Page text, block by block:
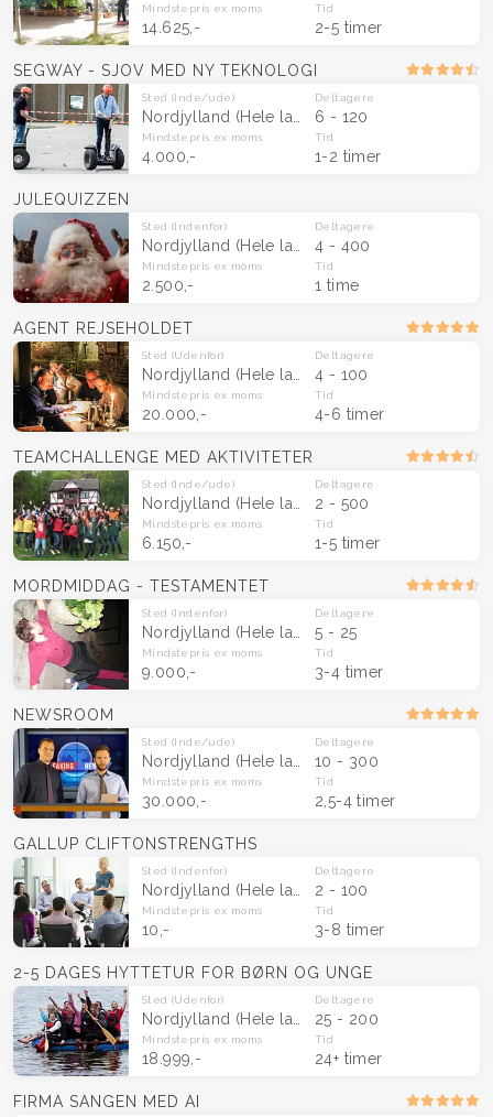
Mindstepris ex moms
14.625,-
Tid
2-5 timer
SEGWAY - SJOV MED NY TEKNOLOGI
Sted (Inde/ude)
Nordjylland (Hele landet)
Deltagere
6 - 120
Mindstepris ex moms
4.000,-
Tid
1-2 timer
JULEQUIZZEN
Sted (Indenfor)
Nordjylland (Hele landet)
Deltagere
4 - 400
Mindstepris ex moms
2.500,-
Tid
1 time
AGENT REJSEHOLDET
Sted (Udenfor)
Nordjylland (Hele landet)
Deltagere
4 - 100
Mindstepris ex moms
20.000,-
Tid
4-6 timer
TEAMCHALLENGE MED AKTIVITETER
Sted (Inde/ude)
Nordjylland (Hele landet)
Deltagere
2 - 500
Mindstepris ex moms
6.150,-
Tid
1-5 timer
MORDMIDDAG - TESTAMENTET
Sted (Indenfor)
Nordjylland (Hele landet)
Deltagere
5 - 25
Mindstepris ex moms
9.000,-
Tid
3-4 timer
NEWSROOM
Sted (Inde/ude)
Nordjylland (Hele landet)
Deltagere
10 - 300
Mindstepris ex moms
30.000,-
Tid
2,5-4 timer
GALLUP CLIFTONSTRENGTHS
Sted (Indenfor)
Nordjylland (Hele landet)
Deltagere
2 - 100
Mindstepris ex moms
10,-
Tid
3-8 timer
2-5 DAGES HYTTETUR FOR BØRN OG UNGE
Sted (Udenfor)
Nordjylland (Hele landet)
Deltagere
25 - 200
Mindstepris ex moms
18.999,-
Tid
24+ timer
FIRMA SANGEN MED AI